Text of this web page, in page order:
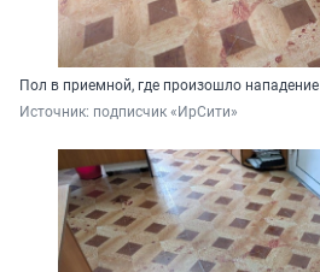
Пол в приемной, где произошло нападение
Источник: подписчик «ИрСити»